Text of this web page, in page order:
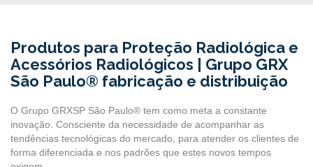
Produtos para Proteção Radiológica e
Acessórios Radiológicos | Grupo GRX
São Paulo® fabricação e distribuição
O Grupo GRXSP São Paulo® tem como meta a constante
inovação. Consciente da necessidade de acompanhar as
tendências tecnológicas do mercado, para atender os clientes de
forma diferenciada e nos padrões que estes novos tempos